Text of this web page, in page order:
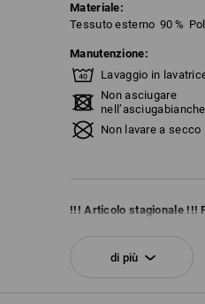
Materiale:
Tessuto esterno 90 %
Manutenzione:
Lavaggio in
Non asciugare
Non lavare a secco
!!! Articolo stagionale !!!
Clicca sul tasto "Scheda
di più